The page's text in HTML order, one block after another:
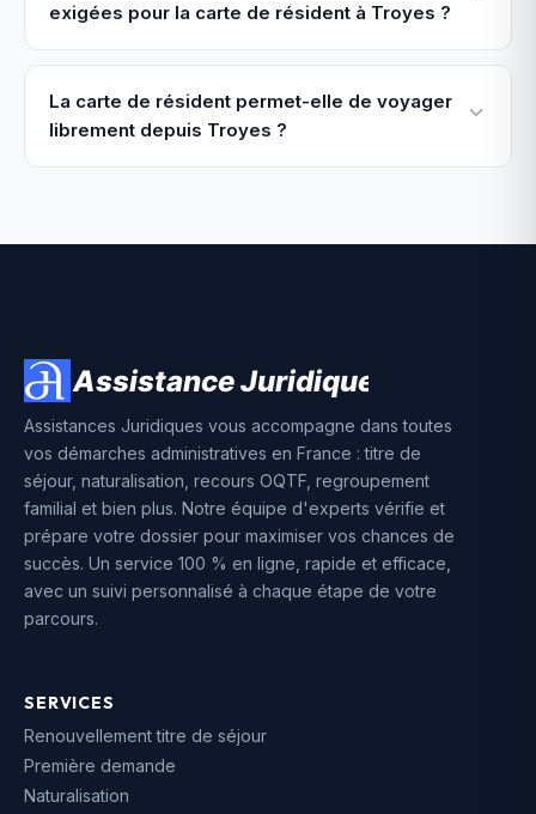
exigées pour la carte de résident à Troyes ?
La carte de résident permet-elle de voyager
librement depuis Troyes ?
Assistances Juridiques vous accompagne dans toutes
vos démarches administratives en France : titre de
séjour, naturalisation, recours OQTF, regroupement
familial et bien plus. Notre équipe d'experts vérifie et
prépare votre dossier pour maximiser vos chances de
succès. Un service 100 % en ligne, rapide et efficace,
avec un suivi personnalisé à chaque étape de votre
parcours.
SERVICES
Renouvellement titre de séjour
Première demande
Naturalisation